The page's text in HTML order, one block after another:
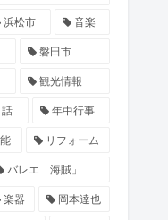
浜松市 音楽
磐田市
観光情報
話 年中行事
リフォーム
バレエ「海賊」
楽器 岡本達也